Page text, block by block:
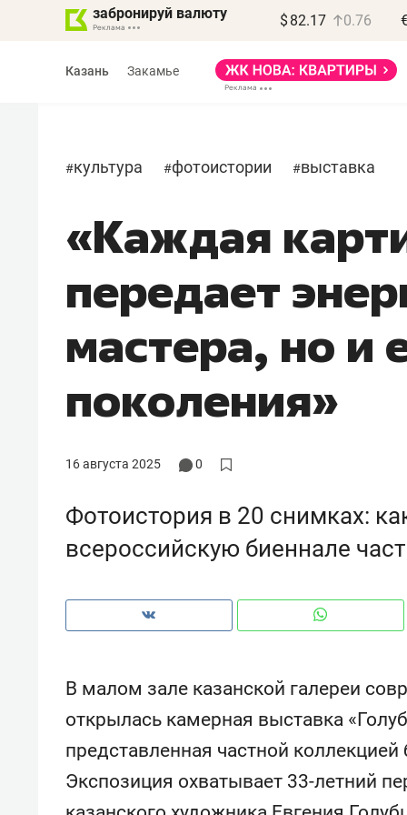
забронируй валюту $ 82.17 0.76
Казань Закамье
#культура #фотоистории #выставка
«Каждая
передает
мастера, но и
поколения»
16 августа 2025 0
Фотоистория в 20 снимках:
всероссийскую биеннале
В малом зале казанской галереи
открылась камерная выставка
представленная частной
Экспозиция охватывает 33-летний
Василь Мазитов
МАРТ
«Не зная местных
потерять минимум
полгода»
Как бизнесу выйти на зарубежные
создают оазис жилого
комфорта под Казанью
150
ID